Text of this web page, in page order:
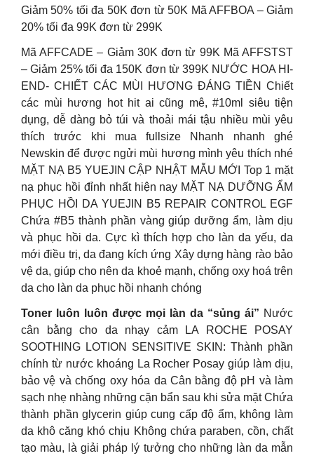
Giảm 50% tối đa 50K đơn từ 50K Mã AFFBOA – Giảm
20% tối đa 99K đơn từ 299K
Mã AFFCADE – Giảm 30K đơn từ 99K Mã AFFSTST
– Giảm 25% tối đa 150K đơn từ 399K NƯỚC HOA HI-
END- CHIẾT CÁC MÙI HƯƠNG ĐÁNG TIỀN Chiết
các mùi hương hot hit ai cũng mê, #10ml siêu tiện
dụng, dễ dàng bỏ túi và thoải mái tậu nhiều mùi yêu
thích trước khi mua fullsize Nhanh nhanh ghé
Newskin để được ngửi mùi hương mình yêu thích nhé
MẶT NẠ B5 YUEJIN CẬP NHẬT MẪU MỚI Top 1 mặt
nạ phục hồi đỉnh nhất hiện nay MẶT NẠ DƯỠNG ẨM
PHỤC HỒI DA YUEJIN B5 REPAIR CONTROL EGF
Chứa #B5 thành phần vàng giúp dưỡng ẩm, làm dịu
và phục hồi da. Cực kì thích hợp cho làn da yếu, da
mới điều trị, da đang kích ứng Xây dựng hàng rào bảo
vệ da, giúp cho nên da khoẻ mạnh, chống oxy hoá trên
da cho làn da phục hồi nhanh chóng
Toner luôn luôn được mọi làn da “sủng ái” Nước
cân bằng cho da nhạy cảm LA ROCHE POSAY
SOOTHING LOTION SENSITIVE SKIN: Thành phần
chính từ nước khoáng La Rocher Posay giúp làm dịu,
bảo vệ và chống oxy hóa da Cân bằng độ pH và làm
sạch nhẹ nhàng những cặn bẩn sau khi sửa mặt Chứa
thành phần glycerin giúp cung cấp độ ẩm, không làm
da khô căng khó chịu Không chứa paraben, cồn, chất
tạo màu, là giải pháp lý tưởng cho những làn da mẫn